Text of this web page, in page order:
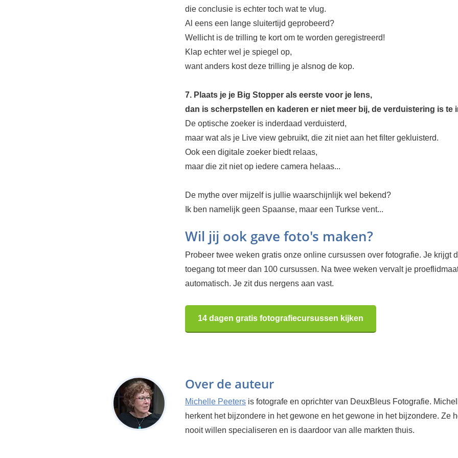
die conclusie is echter toch wat te vlug.
Al eens een lange sluitertijd geprobeerd?
Wellicht is de trilling te kort om te worden geregistreerd!
Klap echter wel je spiegel op,
want anders kost deze trilling je alsnog de kop.
7. Plaats je je Big Stopper als eerste voor je lens,
dan is scherpstellen en kaderen er niet meer bij, de verduistering is te
De optische zoeker is inderdaad verduisterd,
maar wat als je Live view gebruikt, die zit niet aan het filter gekluisterd.
Ook een digitale zoeker biedt relaas,
maar die zit niet op iedere camera helaas...
De mythe over mijzelf is jullie waarschijnlijk wel bekend?
Ik ben namelijk geen Spaanse, maar een Turkse vent...
Wil jij ook gave foto's maken?
Probeer twee weken gratis onze online cursussen over fotografie. Je krijgt
toegang tot meer dan 100 cursussen. Na twee weken vervalt je
automatisch. Je zit dus nergens aan vast.
14 dagen gratis fotografiecursussen kijken
Over de auteur
Michelle Peeters is fotografe en oprichter van DeuxBleus Fotografie.
herkent het bijzondere in het gewone en het gewone in het bijzondere. Ze
nooit willen specialiseren en is daardoor van alle markten thuis.